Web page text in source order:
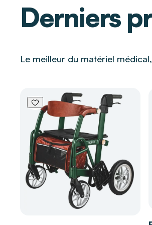
Réutilisable
Se glisse parfaitement sous
Les bénéfices de la Bande
Cible les zones de tension
accélérée
Garantit un port agréable
Permet une mise en place
quotidien
Épouse parfaitement les
de mouvement
Assure une excellente
Derniers
Le meilleur du matériel